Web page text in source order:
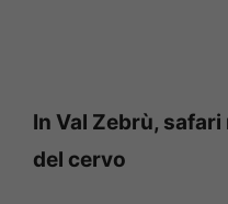
In Val Zebrù,
del cervo